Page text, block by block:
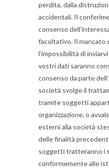
perdita, dalla
accidentali. Il
consenso
facoltativo. Il mancato
l’impossibilità di
vostri dati saranno
consenso da parte
società svolge il
tramite soggetti
organizzazione, o
esterni alla società
delle finalità
soggetti tratteranno i
conformemente alle